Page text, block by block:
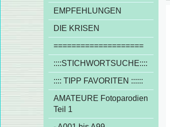
EMPFEHLUNGEN
DIE KRISEN
====================
::::STICHWORTSUCHE::::
:::: TIPP FAVORITEN ::::::
AMATEURE Fotoparodien
Teil 1